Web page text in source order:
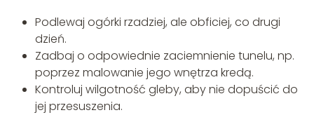
Podlewaj ogórki rzadziej, ale obficiej, co drugi
dzień.
Zadbaj o odpowiednie zaciemnienie tunelu, np.
poprzez malowanie jego wnętrza kredą.
Kontroluj wilgotność gleby, aby nie dopuścić do
jej przesuszenia.